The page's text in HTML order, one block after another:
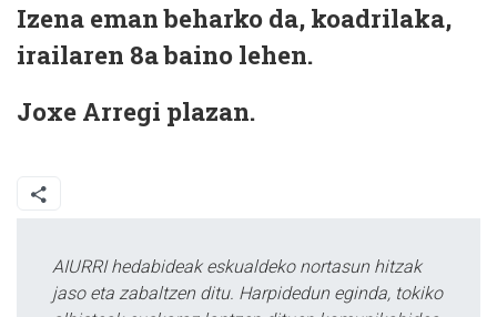
Izena eman beharko da, koadrilaka,
irailaren 8a baino lehen.
Joxe Arregi plazan.
AIURRI hedabideak eskualdeko nortasun hitzak
jaso eta zabaltzen ditu. Harpidedun eginda, tokiko